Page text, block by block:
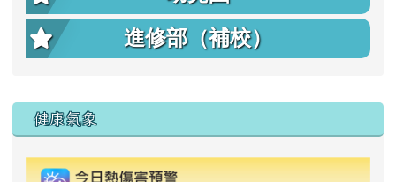
進修部（補校）
右邊區域內容
健康氣象